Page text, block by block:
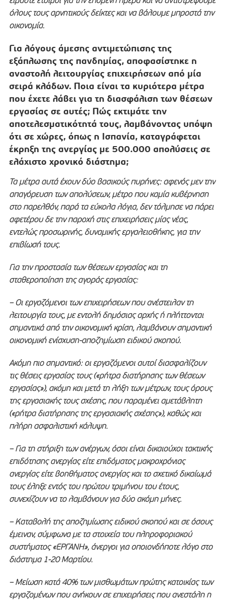
όλους τους αρνητικούς δείκτες και να βάλουμε μπροστά την
οικονομία.
Για λόγους άμεσης αντιμετώπισης της
εξάπλωσης της πανδημίας, αποφασίστηκε η
αναστολή λειτουργίας επιχειρήσεων από μία
σειρά κλάδων. Ποια είναι τα κυριότερα μέτρα
που έχετε λάβει για τη διασφάλιση των θέσεων
εργασίας σε αυτές; Πώς εκτιμάτε την
αποτελεσματικότητά τους, λαμβάνοντας υπόψη
ότι σε χώρες, όπως η Ισπανία, καταγράφεται
έκρηξη της ανεργίας με 500.000 απολύσεις σε
ελάχιστο χρονικό διάστημα;
Τα μέτρα αυτά έχουν δύο βασικούς πυρήνες: αφενός μεν την
απαγόρευση των απολύσεων, μέτρο που καμία κυβέρνηση
στο παρελθόν, παρά τα εύκολα λόγια, δεν τόλμησε να πάρει
αφετέρου δε την παροχή στις επιχειρήσεις μίας νέας,
εντελώς προσωρινής, δυναμικής εργαλειοθήκης, για την
επιβίωσή τους.
Για την προστασία των θέσεων εργασίας και τη
σταθεροποίηση της αγοράς εργασίας:
– Οι εργαζόμενοι των επιχειρήσεων που ανέστειλαν τη
λειτουργία τους, με εντολή δημόσιας αρχής ή πλήττονται
σημαντικά από την οικονομική κρίση, λαμβάνουν σημαντική
οικονομική ενίσχυση-αποζημίωση ειδικού σκοπού.
Ακόμη πιο σημαντικό: οι εργαζόμενοι αυτοί διασφαλίζουν
τις θέσεις εργασίας τους («ρήτρα διατήρησης των θέσεων
εργασίας»), ακόμη και μετά τη λήξη των μέτρων, τους όρους
της εργασιακής τους σχέσης, που παραμένει αμετάβλητη
(«ρήτρα διατήρησης της εργασιακής σχέσης»), καθώς και
πλήρη ασφαλιστική κάλυψη.
– Για τη στήριξη των ανέργων, όσοι είναι δικαιούχοι τακτικής
επιδότησης ανεργίας είτε επιδόματος μακροχρόνιας
ανεργίας είτε βοηθήματος ανεργίας και το σχετικό δικαίωμά
τους έληξε εντός του πρώτου τριμήνου του έτους,
συνεχίζουν να το λαμβάνουν για δύο ακόμη μήνες.
– Καταβολή της αποζημίωσης ειδικού σκοπού και σε όσους
έμειναν, σύμφωνα με τα στοιχεία του πληροφοριακού
συστήματος «ΕΡΓΑΝΗ», άνεργοι για οποιονδήποτε λόγο στο
διάστημα 1-20 Μαρτίου.
– Μείωση κατά 40% των μισθωμάτων πρώτης κατοικίας των
εργαζομένων που ανήκουν σε επιχειρήσεις που ανεστάλη η